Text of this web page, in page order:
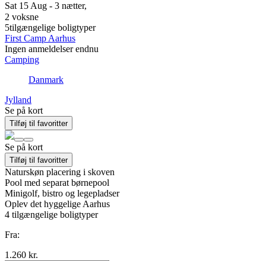
Sat 15 Aug - 3 nætter,
2 voksne
5tilgængelige boligtyper
First Camp Aarhus
Ingen anmeldelser endnu
Camping
Danmark
Jylland
Se på kort
Tilføj til favoritter
Se på kort
Tilføj til favoritter
Naturskøn placering i skoven
Pool med separat børnepool
Minigolf, bistro og legepladser
Oplev det hyggelige Aarhus
4 tilgængelige boligtyper
Fra:
1.260 kr.